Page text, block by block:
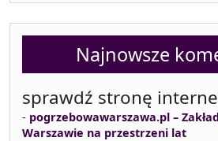
Najnowsze
sprawdź stronę
- pogrzebowawarszawa.pl –
Warszawie na przestrzeni lat